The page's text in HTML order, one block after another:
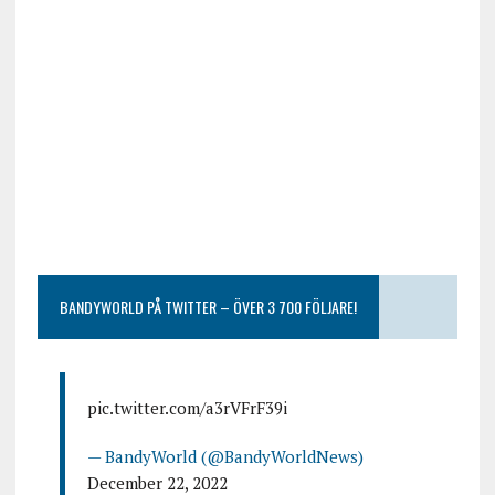
BANDYWORLD PÅ TWITTER – ÖVER 3 700 FÖLJARE!
pic.twitter.com/a3rVFrF39i
— BandyWorld (@BandyWorldNews)
December 22, 2022